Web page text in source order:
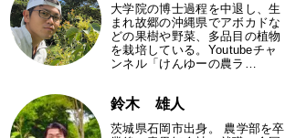
大学院の博士過程を中退し、生
まれ故郷の沖縄県でアボカドな
どの果樹や野菜、多品目の植物
を栽培している。Youtubeチャ
ンネル「けんゆーの農ラ…
鈴木 雄人
茨城県石岡市出身。 農学部を卒